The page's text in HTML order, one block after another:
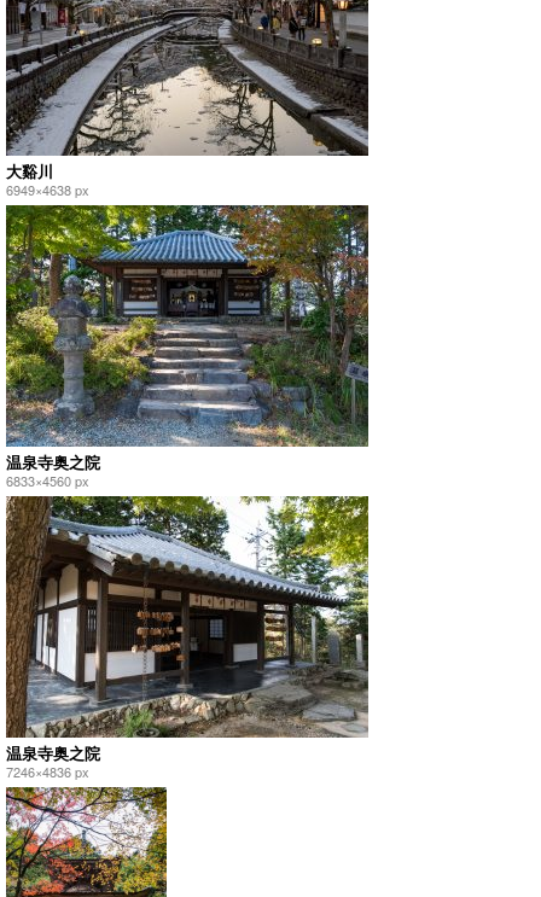
大谿川
6949×4638 px
温泉寺奥之院
6833×4560 px
温泉寺奥之院
7246×4836 px